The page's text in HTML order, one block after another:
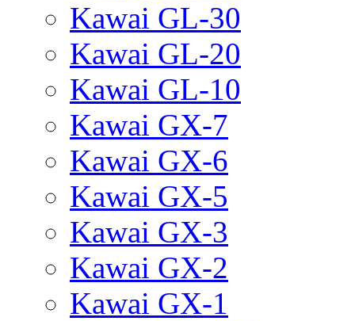
Kawai GL-30
Kawai GL-20
Kawai GL-10
Kawai GX-7
Kawai GX-6
Kawai GX-5
Kawai GX-3
Kawai GX-2
Kawai GX-1